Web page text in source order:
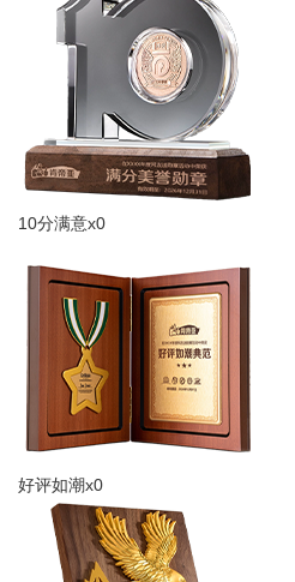
10分满意x0
好评如潮x0